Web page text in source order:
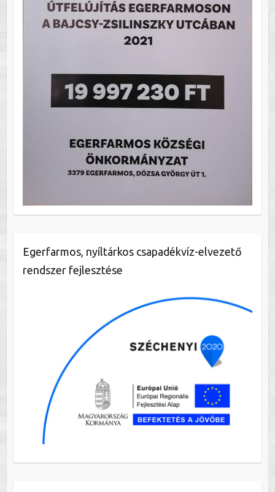
Egerfarmos, nyíltárkos csapadékvíz-elvezető
rendszer fejlesztése